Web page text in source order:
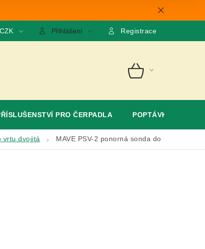
O nás GDPR Poptávka
CZK Přihlášení Registrace
NÁKUPNÍ
PRO ČERPADLA POPTÁVKA
vrtu dvojitá
MAVE PSV-2 ponorná sonda do